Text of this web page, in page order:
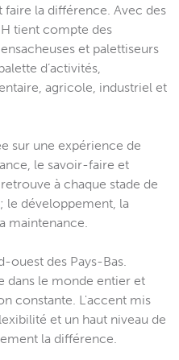
faire la différence. Avec des
tient compte des
et palettiseurs
d’activités,
agricole, industriel et
sur une expérience de
le savoir-faire et
à chaque stade de
le développement, la
maintenance.
ouest des Pays-Bas.
dans le monde entier et
constante. L'accent mis
et un haut niveau de
la différence.